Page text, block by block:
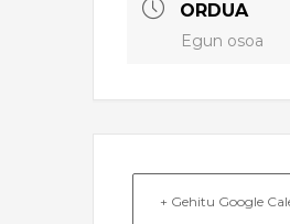
ORDUA
Egun osoa
+ Gehitu Google